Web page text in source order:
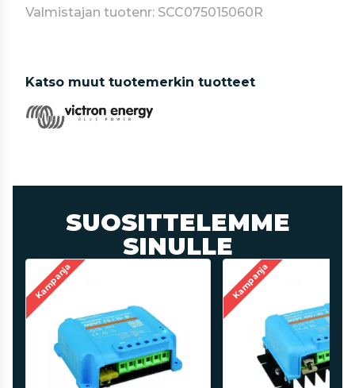
Valmistajan tuotenr: SCC075015060R
Katso muut tuotemerkin tuotteet
SUOSITTELEMME
SINULLE
Kampanja Kampanja